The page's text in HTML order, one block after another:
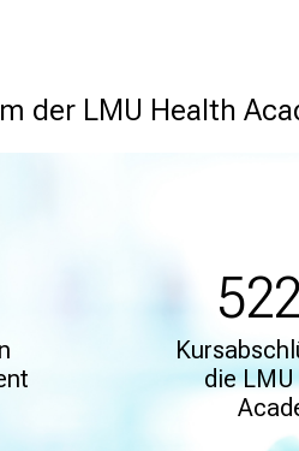
der LMU Health
die